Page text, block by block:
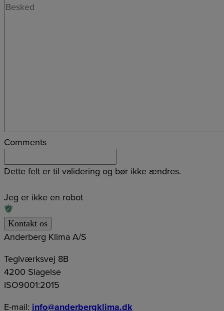
Comments
Dette felt er til validering og bør ikke ændres.
Jeg er ikke en robot
Anderberg Klima A/S
Teglværksvej 8B
4200 Slagelse
ISO9001:2015
E-mail: info@anderbergklima.dk